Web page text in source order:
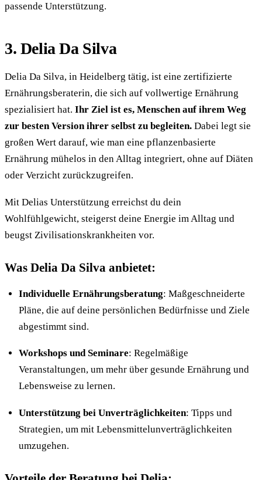
passende Unterstützung.
3. Delia Da Silva
Delia Da Silva, in Heidelberg tätig, ist eine zertifizierte
Ernährungsberaterin, die sich auf vollwertige Ernährung
spezialisiert hat. Ihr Ziel ist es, Menschen auf ihrem Weg
zur besten Version ihrer selbst zu begleiten. Dabei legt sie
großen Wert darauf, wie man eine pflanzenbasierte
Ernährung mühelos in den Alltag integriert, ohne auf Diäten
oder Verzicht zurückzugreifen.
Mit Delias Unterstützung erreichst du dein
Wohlfühlgewicht, steigerst deine Energie im Alltag und
beugst Zivilisationskrankheiten vor.
Was Delia Da Silva anbietet:
Individuelle Ernährungsberatung: Maßgeschneiderte
Pläne, die auf deine persönlichen Bedürfnisse und Ziele
abgestimmt sind.
Workshops und Seminare: Regelmäßige
Veranstaltungen, um mehr über gesunde Ernährung und
Lebensweise zu lernen.
Unterstützung bei Unverträglichkeiten: Tipps und
Strategien, um mit Lebensmittelunverträglichkeiten
umzugehen.